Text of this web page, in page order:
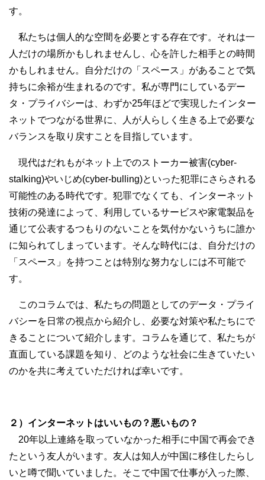
す。
私たちは個人的な空間を必要とする存在です。それは一
人だけの場所かもしれませんし、心を許した相手との時間
かもしれません。自分だけの「スペース」があることで気
持ちに余裕が生まれるのです。私が専門にしているデー
タ・プライバシーは、わずか25年ほどで実現したインター
ネットでつながる世界に、人が人らしく生きる上で必要な
バランスを取り戻すことを目指しています。
現代はだれもがネット上でのストーカー被害(cyber-
stalking)やいじめ(cyber-bulling)といった犯罪にさらされる
可能性のある時代です。犯罪でなくても、インターネット
技術の発達によって、利用しているサービスや家電製品を
通じて公表するつもりのないことを気付かないうちに誰か
に知られてしまっています。そんな時代には、自分だけの
「スペース」を持つことは特別な努力なしには不可能で
す。
このコラムでは、私たちの問題としてのデータ・プライ
バシーを日常の視点から紹介し、必要な対策や私たちにで
きることについて紹介します。コラムを通じて、私たちが
直面している課題を知り、どのような社会に生きていたい
のかを共に考えていただければ幸いです。
２）インターネットはいいもの？悪いもの？
20年以上連絡を取っていなかった相手に中国で再会でき
たという友人がいます。友人は知人が中国に移住したらし
いと噂で聞いていました。そこで中国で仕事が入った際、